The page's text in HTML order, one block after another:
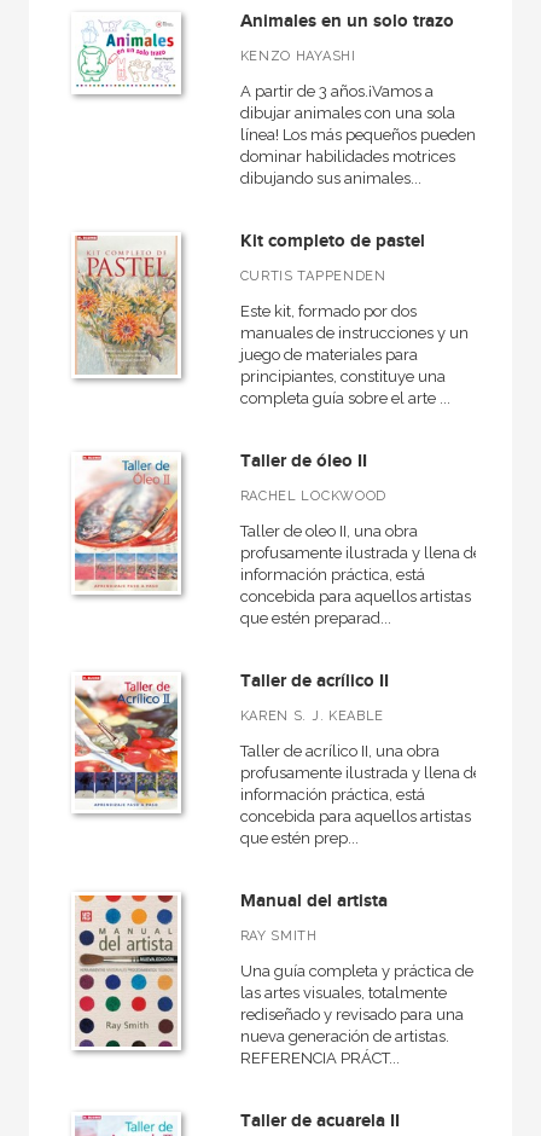
Cartoné
Ebook
CATÁLOGOS PDF
Catálogos PDF
Animales en un solo trazo
KENZO HAYASHI
A partir de 3 años.¡Vamos a
dibujar animales con una sola
línea! Los más pequeños pueden
dominar habilidades motrices
dibujando sus animales...
Kit completo de pastel
CURTIS TAPPENDEN
Este kit, formado por dos
manuales de instrucciones y un
juego de materiales para
principiantes, constituye una
completa guía sobre el arte ...
Taller de óleo II
RACHEL LOCKWOOD
Taller de oleo II, una obra
profusamente ilustrada y llena de
información práctica, está
concebida para aquellos artistas
que estén preparad...
Taller de acrílico II
KAREN S. J. KEABLE
Taller de acrílico II, una obra
profusamente ilustrada y llena de
información práctica, está
concebida para aquellos artistas
que estén prep...
Manual del artista
RAY SMITH
Una guía completa y práctica de
las artes visuales, totalmente
rediseñado y revisado para una
nueva generación de artistas.
REFERENCIA PRÁCT...
Taller de acuarela II